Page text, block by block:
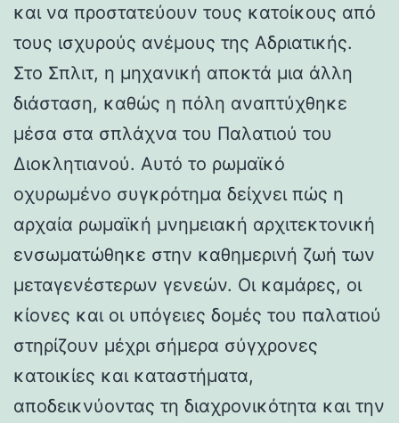
και να προστατεύουν τους κατοίκους από
τους ισχυρούς ανέμους της Αδριατικής.
Στο Σπλιτ, η μηχανική αποκτά μια άλλη
διάσταση, καθώς η πόλη αναπτύχθηκε
μέσα στα σπλάχνα του Παλατιού του
Διοκλητιανού. Αυτό το ρωμαϊκό
οχυρωμένο συγκρότημα δείχνει πώς η
αρχαία ρωμαϊκή μνημειακή αρχιτεκτονική
ενσωματώθηκε στην καθημερινή ζωή των
μεταγενέστερων γενεών. Οι καμάρες, οι
κίονες και οι υπόγειες δομές του παλατιού
στηρίζουν μέχρι σήμερα σύγχρονες
κατοικίες και καταστήματα,
αποδεικνύοντας τη διαχρονικότητα και την